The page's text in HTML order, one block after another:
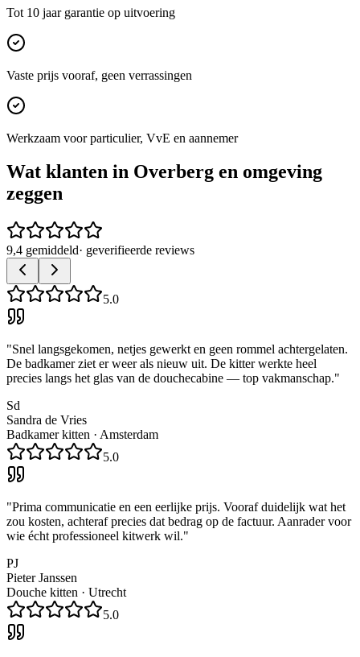
Tot 10 jaar garantie op uitvoering
Vaste prijs vooraf, geen verrassingen
Werkzaam voor particulier, VvE en aannemer
Wat klanten in Overberg en omgeving
zeggen
9,4 gemiddeld· geverifieerde reviews
5.0
"Snel langsgekomen, netjes gewerkt en geen rommel achtergelaten.
De badkamer ziet er weer als nieuw uit. De kitter werkte heel
precies langs het glas van de douchecabine — top vakmanschap."
Sd
Sandra de Vries
Badkamer kitten · Amsterdam
5.0
"Prima communicatie en een eerlijke prijs. Vooraf duidelijk wat het
zou kosten, achteraf precies dat bedrag op de factuur. Aanrader voor
wie écht professioneel kitwerk wil."
PJ
Pieter Janssen
Douche kitten · Utrecht
5.0